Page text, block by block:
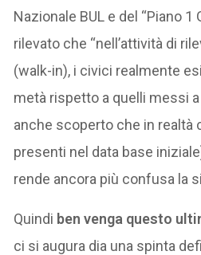
Nazionale BUL e del “Piano 1
rilevato che “nell’attività di
(walk-in), i civici realmente
metà rispetto a quelli messi a
anche scoperto che in realtà
presenti nel data base
rende ancora più confusa la
Quindi ben venga questo
ci si augura dia una spinta